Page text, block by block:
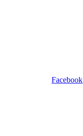
Facebook